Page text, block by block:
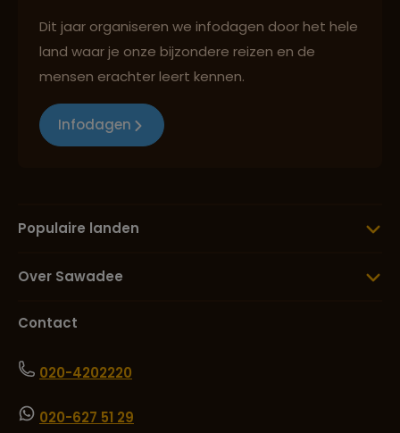
Dit jaar organiseren we infodagen door het hele
land waar je onze bijzondere reizen en de
mensen erachter leert kennen.
Infodagen
Populaire landen
Over Sawadee
Contact
020-4202220
020-627 51 29